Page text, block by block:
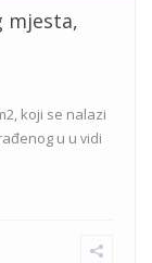
mjesta,
koji se nalazi
u u vidi